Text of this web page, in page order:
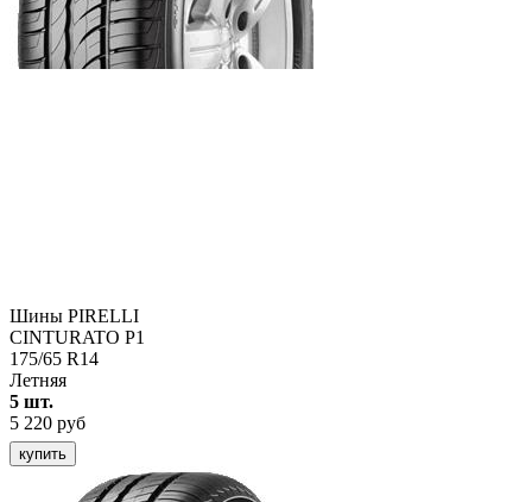
Шины PIRELLI
CINTURATO P1
175/65 R14
Летняя
5 шт.
5 220 руб
купить